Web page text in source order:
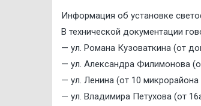
Информация об установке
В технической документации
— ул. Романа Кузоваткина (от
— ул. Александра Филимонова
— ул. Ленина (от 10
— ул. Владимира Петухова (от